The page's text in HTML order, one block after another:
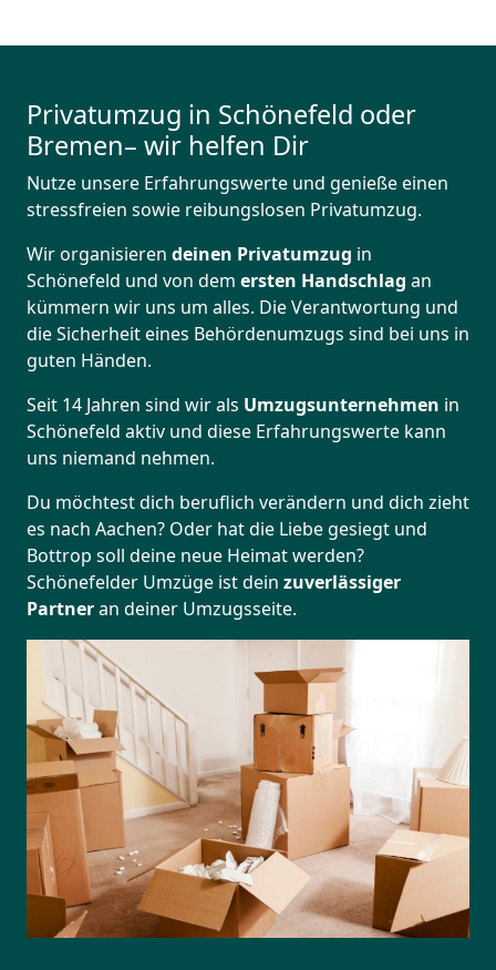
Privatumzug in Schönefeld oder
Bremen– wir helfen Dir
Nutze unsere Erfahrungswerte und genieße einen
stressfreien sowie reibungslosen Privatumzug.
Wir organisieren deinen Privatumzug in
Schönefeld und von dem ersten Handschlag an
kümmern wir uns um alles. Die Verantwortung und
die Sicherheit eines Behördenumzugs sind bei uns in
guten Händen.
Seit 14 Jahren sind wir als Umzugsunternehmen in
Schönefeld aktiv und diese Erfahrungswerte kann
uns niemand nehmen.
Du möchtest dich beruflich verändern und dich zieht
es nach Aachen? Oder hat die Liebe gesiegt und
Bottrop soll deine neue Heimat werden?
Schönefelder Umzüge ist dein zuverlässiger
Partneran deiner Umzugsseite.